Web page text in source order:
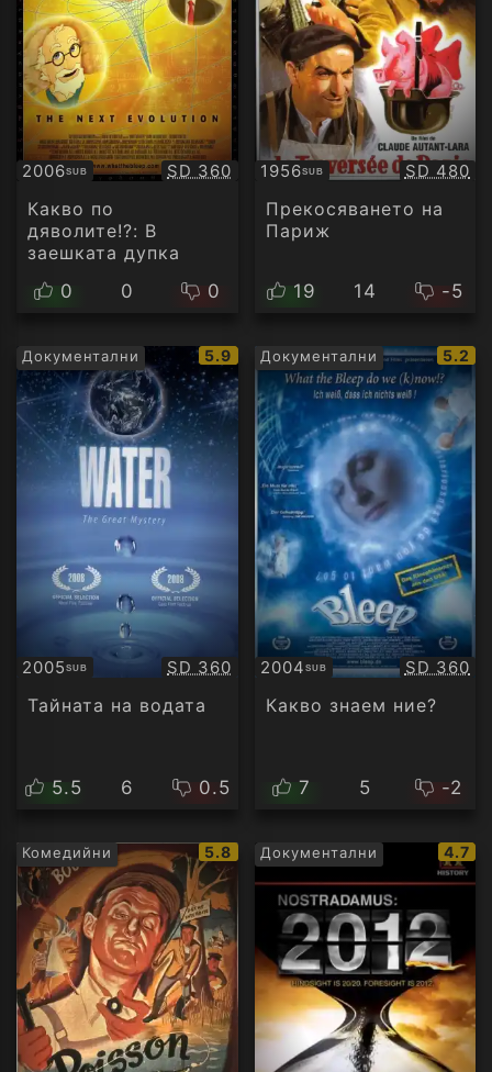
2006SUB
Субтитри Качество:
SD 360
Какво по
дяволите!?: В
заешката дупка
0
0 0
1956SUB
Субтитри SD 480
Прекосяването на
Париж
19 14 -5
Документални
IMDb
рейтинг:
5.9
2005SUB
Субтитри Качество:
SD 360
Тайната на водата
5.5 6 0.5
Документални
IMDb
5.2
2004SUB
Субтитри SD 360
Какво знаем ние?
7 5 -2
Комедийни
IMDb
рейтинг:
5.8 Документални
IMDb
4.7